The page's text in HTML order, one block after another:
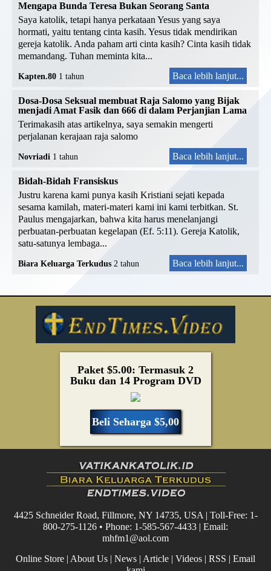
Mengapa Bunda Teresa Bukan Seorang Santa
Saya katolik, tetapi hanya perkataan Yesus yang saya
hormati, yaitu tentang cinta kasih. Yesus tidak mendirikan
gereja katolik. Anda paham arti cinta kasih? Cinta kasih tidak
memandang. Tuhan meminta kita...
Kapten.80 1 tahun Baca lebih lanjut...
Dosa-Dosa Seksual membuat Raja Salomo yang Bijak
menjadi Amat Fasik dan 666 di dalam Perjanjian Lama
Terimakasih atas artikelnya, saya semakin mengerti
perjalanan kerajaan raja salomo
Novriadi 1 tahun Baca lebih lanjut...
Bidah-Bidah Fransiskus
Justru karena kami punya kasih Kristiani sejati kepada
sesama kamilah, materi-materi kami ini kami terbitkan. St.
Paulus mengajarkan, bahwa kita harus menelanjangi
perbuatan-perbuatan kegelapan (Ef. 5:11). Gereja Katolik,
satu-satunya lembaga...
Biara Keluarga Terkudus 2 tahun Baca lebih lanjut...
Paket $5.00: Termasuk 2
Buku dan 14 Program DVD
Beli Seharga $5,00
4425 Schneider Road, Fillmore, NY 14735, USA | Toll-Free: 1-
800-275-1126 • Phone: 1-585-567-4433 | Email:
mhfm1@aol.com
Online Store | About Us | News | Article | Videos | RSS | Email